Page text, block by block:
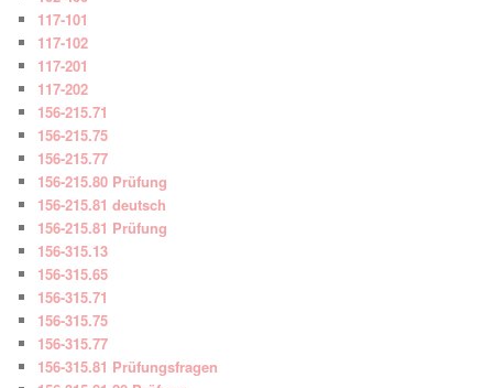
117-101
117-102
117-201
117-202
156-215.71
156-215.75
156-215.77
156-215.80 Prüfung
156-215.81 deutsch
156-215.81 Prüfung
156-315.13
156-315.65
156-315.71
156-315.75
156-315.77
156-315.81 Prüfungsfragen